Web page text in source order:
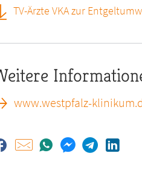
TV-Ärzte VKA zur
www.westpfalz-